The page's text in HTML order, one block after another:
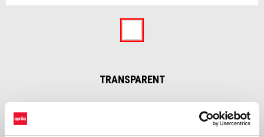
TRANSPARENT